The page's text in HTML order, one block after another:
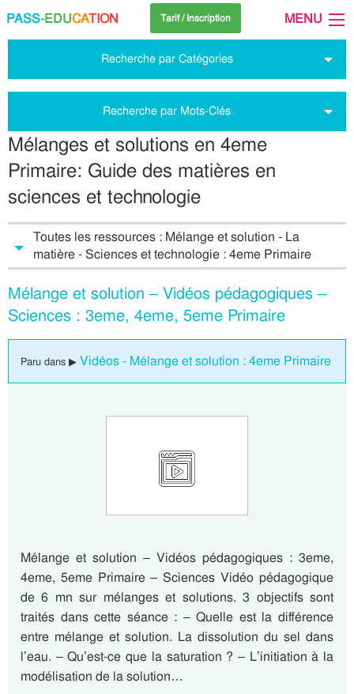
PASS-EDUCATION Tarif / Inscription MENU
Recherche par Catégories
Recherche par Mots-Clés
Mélanges et solutions en 4eme
Primaire: Guide des matières en
sciences et technologie
Toutes les ressources : Mélange et solution - La
matière - Sciences et technologie : 4eme Primaire
Mélange et solution – Vidéos pédagogiques –
Sciences : 3eme, 4eme, 5eme Primaire
Paru dans ▶ Vidéos - Mélange et solution : 4eme Primaire
Mélange et solution – Vidéos pédagogiques : 3eme,
4eme, 5eme Primaire – Sciences Vidéo pédagogique
de 6 mn sur mélanges et solutions. 3 objectifs sont
traités dans cette séance : – Quelle est la différence
entre mélange et solution. La dissolution du sel dans
l’eau. – Qu’est-ce que la saturation ? – L’initiation à la
modélisation de la solution…